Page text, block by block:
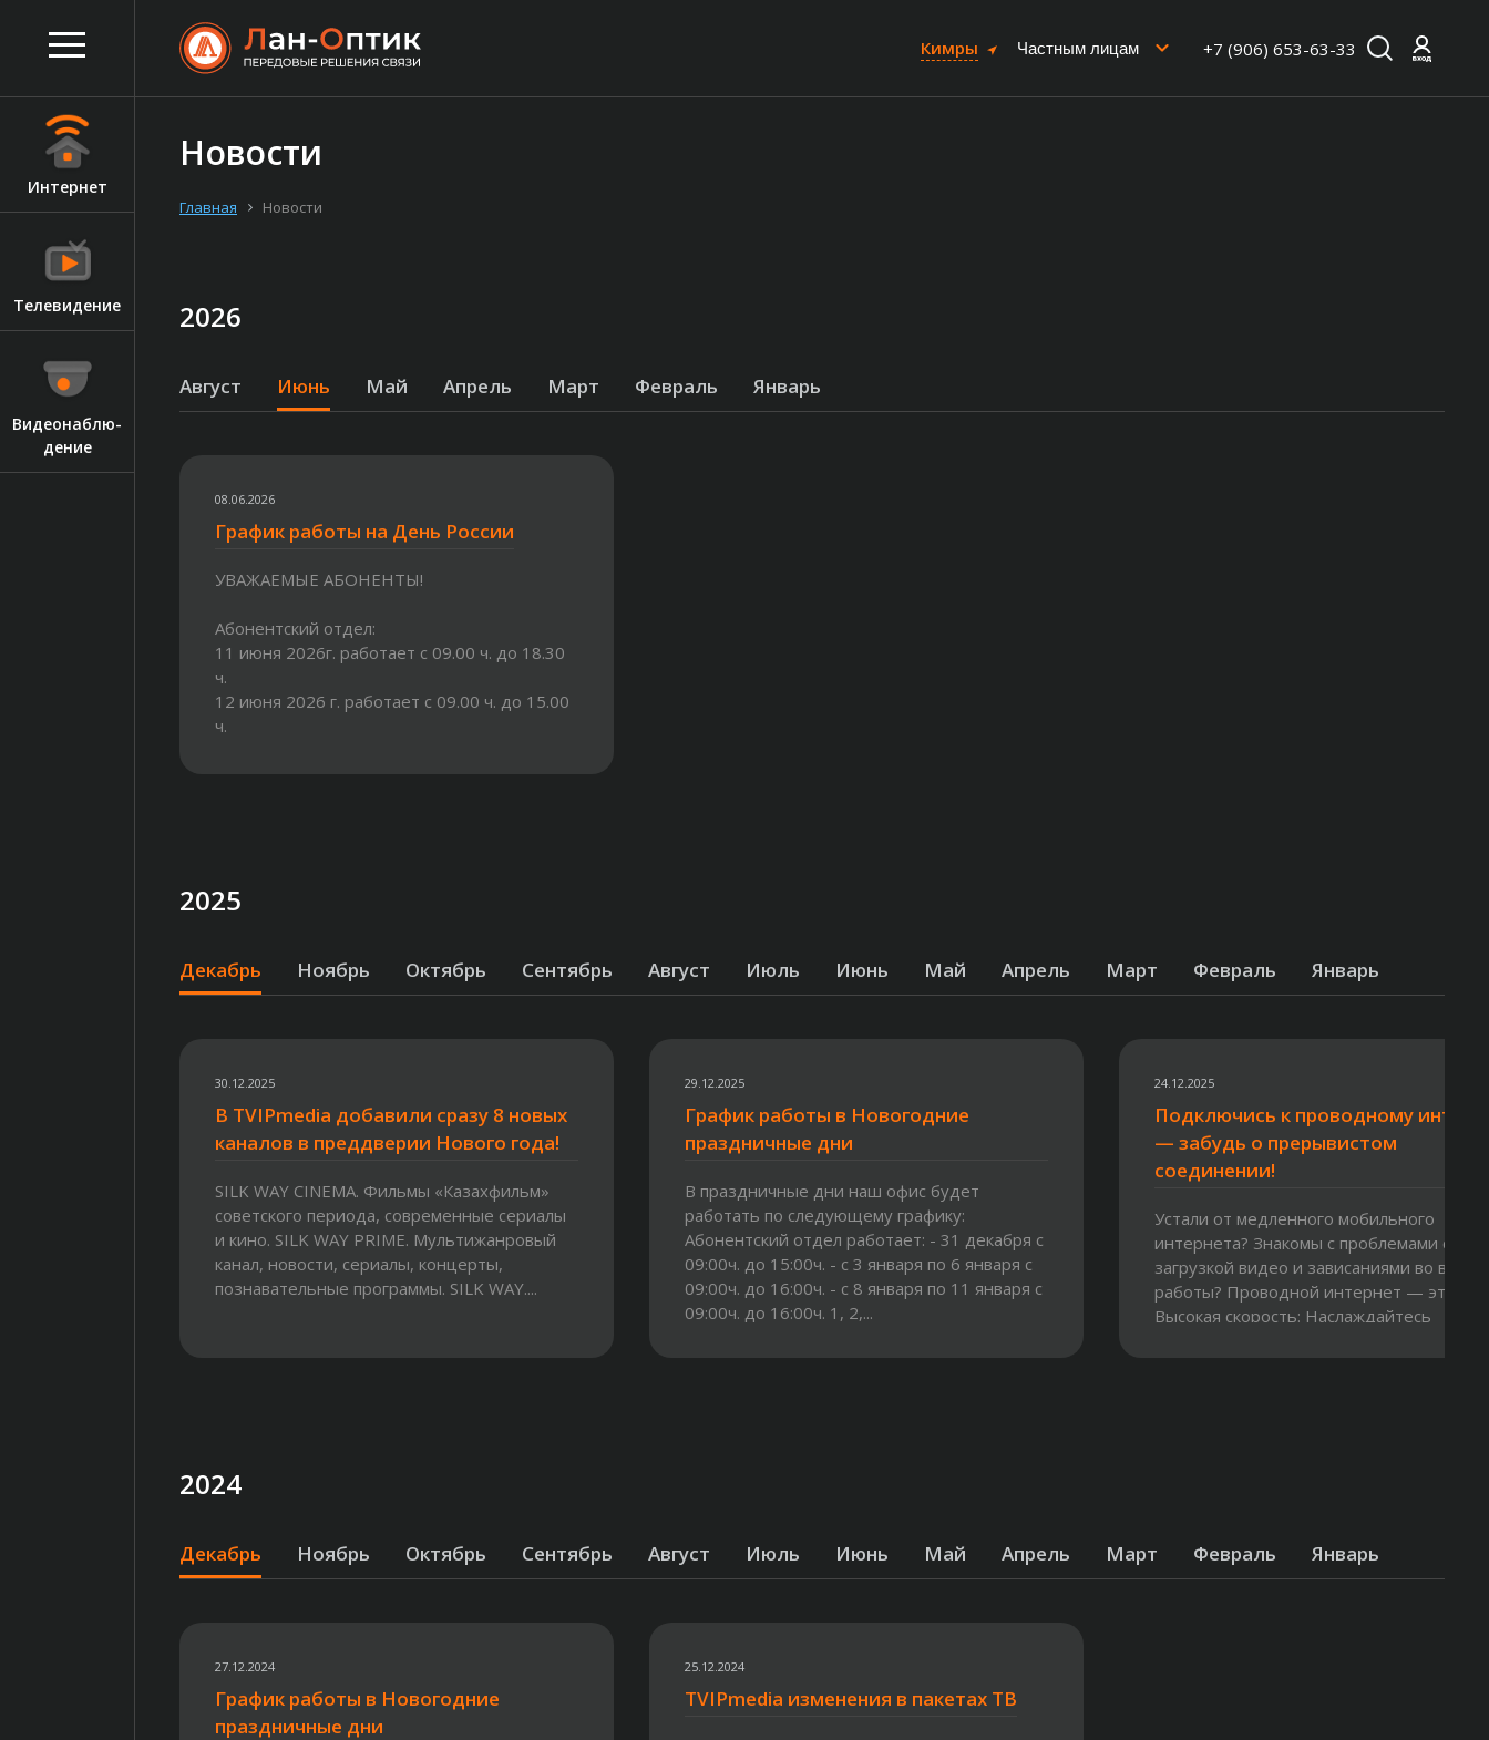
Ин­тернет
Те­леви­дение
Ви­де­онаб­лю­
дение
Кимры Частным лицам +7 (906) 653-63-33
Новости
Главная Новости
2026
Август Июнь Май Апрель Март Февраль Январь
08.06.2026
График работы на День России
УВАЖАЕМЫЕ АБОНЕНТЫ!
Абонентский отдел:
11 июня 2026г. работает с 09.00 ч. до 18.30
ч.
12 июня 2026 г. работает с 09.00 ч. до 15.00
ч.
2025
Декабрь Ноябрь Октябрь Сентябрь Август Июль Июнь Май Апрель Март Февраль Январь
30.12.2025
В TVIPmedia добавили сразу 8 новых
каналов в преддверии Нового года!
SILK WAY CINEMA. Фильмы «Казахфильм»
советского периода, современные сериалы
и кино. SILK WAY PRIME. Мультижанровый
канал, новости, сериалы, концерты,
познавательные программы. SILK WAY....
29.12.2025
График работы в Новогодние
праздничные дни
В праздничные дни наш офис будет
работать по следующему графику:
Абонентский отдел работает: - 31 декабря с
09:00ч. до 15:00ч. - с 3 января по 6 января с
09:00ч. до 16:00ч. - с 8 января по 11 января с
09:00ч. до 16:00ч. 1, 2,...
24.12.2025
Подключись к проводному
— забудь о прерывистом
соединении!
Устали от медленного мобильного
интернета? Знакомы с проблемами с
загрузкой видео и зависаниями во время
работы? Проводной интернет — это:
Высокая скорость: Наслаждайтесь
2024
Декабрь Ноябрь Октябрь Сентябрь Август Июль Июнь Май Апрель Март Февраль Январь
27.12.2024
График работы в Новогодние
праздничные дни
25.12.2024
TVIPmedia изменения в пакетах ТВ